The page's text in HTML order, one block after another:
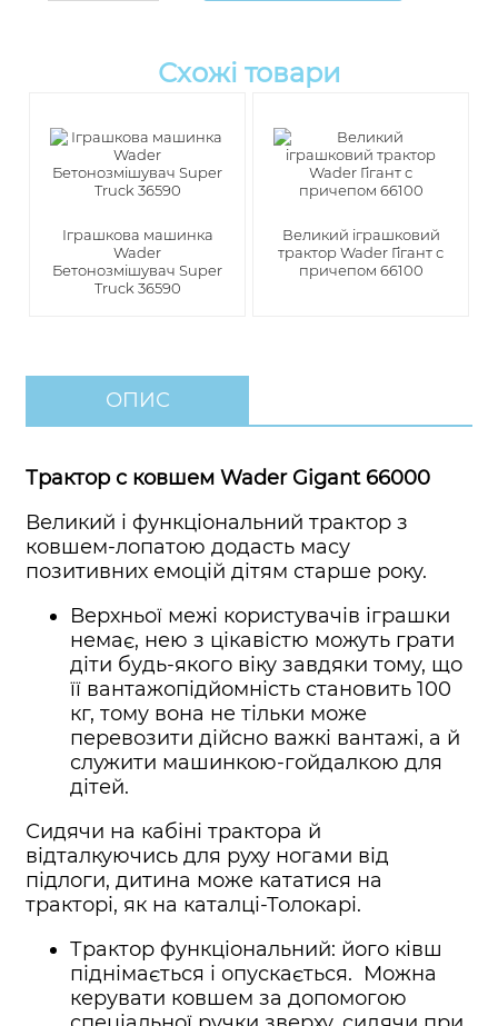
Схожі товари
Іграшкова машинка
Wader
Бетонозмішувач Super
Truck 36590
Великий іграшковий
трактор Wader Гігант с
причепом 66100
ОПИС
Трактор с ковшем Wader Gigant 66000
Великий і функціональний трактор з
ковшем-лопатою додасть масу
позитивних емоцій дітям старше року.
Верхньої межі користувачів іграшки
немає, нею з цікавістю можуть грати
діти будь-якого віку завдяки тому, що
її вантажопідйомність становить 100
кг, тому вона не тільки може
перевозити дійсно важкі вантажі, а й
служити машинкою-гойдалкою для
дітей.
Сидячи на кабіні трактора й
відталкуючись для руху ногами від
підлоги, дитина може кататися на
тракторі, як на каталці-Толокарі.
Трактор функціональний: його ківш
піднімається і опускається. Можна
керувати ковшем за допомогою